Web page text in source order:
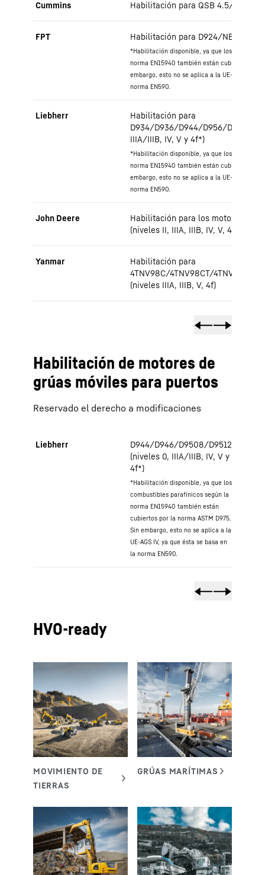
Cummins Habilitación para QSB 4.5/QSB
FPT Habilitación para D924/NEF (N45)
*Habilitación disponible, ya que los
norma EN15940 también están cubiertos por
embargo, esto no se aplica a la UE-AGS IV, ya
norma EN590.
Liebherr
Habilitación para
D934/D936/D944/D956/D9508/
IIIA/IIIB, IV, V y 4f*)
*Habilitación disponible, ya que los
norma EN15940 también están cubiertos por
embargo, esto no se aplica a la UE-AGS IV, ya
norma EN590.
John Deere
Habilitación para los motores
(niveles II, IIIA, IIIB, IV, V, 4f)
Yanmar
Habilitación para
4TNV98C/4TNV98CT/4TNV88C/
(niveles IIIA, IIIB, V, 4f)
Habilitación de motores de
grúas móviles para puertos
Reservado el derecho a modificaciones
Liebherr
D944/D946/D9508/D9512
(niveles 0, IIIA/IIIB, IV, V y
4f*)
*Habilitación disponible, ya que los
combustibles parafínicos según la
norma EN15940 también están
cubiertos por la norma ASTM D975.
Sin embargo, esto no se aplica a la
UE-AGS IV, ya que ésta se basa en
la norma EN590.
HVO-ready